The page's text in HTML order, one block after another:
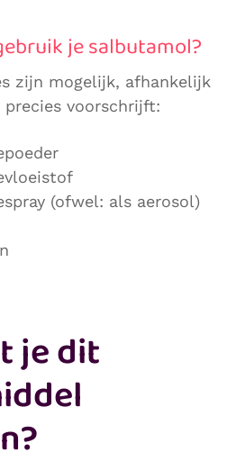
je salbutamol?
zijn mogelijk, afhankelijk
voorschrijft:
(ofwel: als aerosol)
je dit